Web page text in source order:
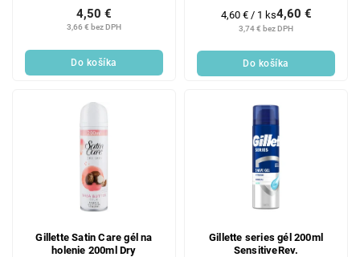
3,66 € bez DPH
4,50 €
Do košíka
3,74 € bez DPH
4,60 €
Jednotková
cena:
4,60 € / 1 ks
Do košíka
Gillette Satin Care gél na
holenie 200ml Dry
Gillette series gél 200ml
SensitiveRev.